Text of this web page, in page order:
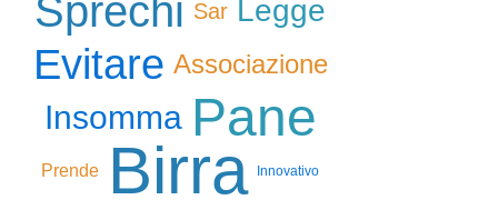
Sprechi Sar Legge
Evitare Associazione
Insomma Pane
Prende Birra Innovativo